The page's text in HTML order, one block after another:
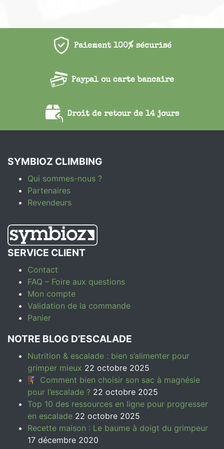
Paiement 100% sécurisé
Paypal ou carte bancaire
Droit de retour de 14 jours
SYMBIOZ CLIMBING
Qui sommes-nous ?
Partenaires
Revendeurs
SERVICE CLIENT
Contact
FAQ – Foire aux questions
Mon compte
Validation de la commande
Panier
NOTRE BLOG D’ESCALADE
Nutrition & escalade : bien s’alimenter pour
grimper mieux 22 octobre 2025
🧗‍♀️ Comment bien choisir son sac à magnésie
pour l’escalade ? 22 octobre 2025
Top 10 des ressources en ligne pour progresser
en escalade 22 octobre 2025
Recette maison : Le baume à doigt du grimpeur
17 décembre 2020